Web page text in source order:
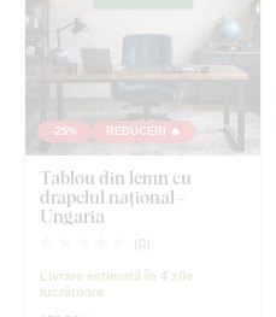
-25% REDUCERI 🔥
Tablou din lemn cu
drapelul național -
Ungaria
( 0)
Livrare estimată în 4 zile
lucrătoare